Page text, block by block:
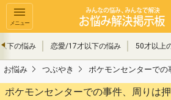
メニュー
下の悩み 恋愛/17才以下の悩み 50才以上
お悩み つぶやき ポケモンセンターで
ポケモンセンターでの事件、周りは